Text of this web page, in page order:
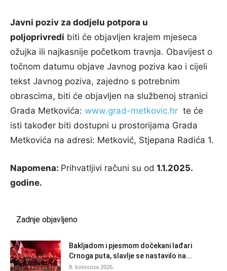
Javni poziv za dodjelu potpora u
poljoprivredi biti će objavljen krajem mjeseca
ožujka ili najkasnije početkom travnja. Obavijest o
točnom datumu objave Javnog poziva kao i cijeli
tekst Javnog poziva, zajedno s potrebnim
obrascima, biti će objavljen na službenoj stranici
Grada Metkovića: www.grad-metkovic.hr te će
isti također biti dostupni u prostorijama Grada
Metkovića na adresi: Metković, Stjepana Radića 1.
Napomena: Prihvatljivi računi su od 1.1.2025.
godine.
Zadnje objavljeno
Bakljadom i pjesmom dočekani lađari
Crnoga puta, slavlje se nastavilo na...
8. kolovoza 2026.